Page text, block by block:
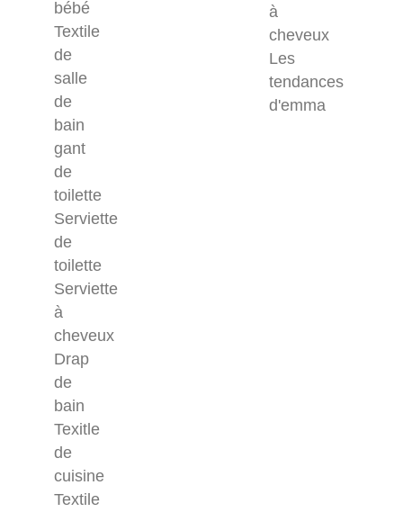
bébé
Textile
de
salle
de
bain
gant
de
toilette
Serviette
de
toilette
Serviette
à
cheveux
Drap
de
bain
Texitle
de
cuisine
Textile
à
cheveux
Les
tendances
d'emma